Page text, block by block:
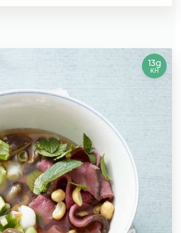
13g
KH